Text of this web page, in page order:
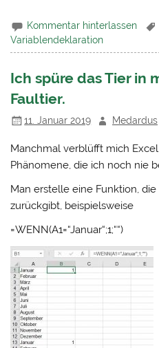
Kommentar hinterlassen
Variablendeklaration
Ich spüre das Tier in
Faultier.
11. Januar 2019 Medardus
Manchmal verblüfft mich
Phänomene, die ich noch nie
Man erstelle eine Funktion,
zurückgibt, beispielsweise
=WENN(A1=“Januar“;1;““)